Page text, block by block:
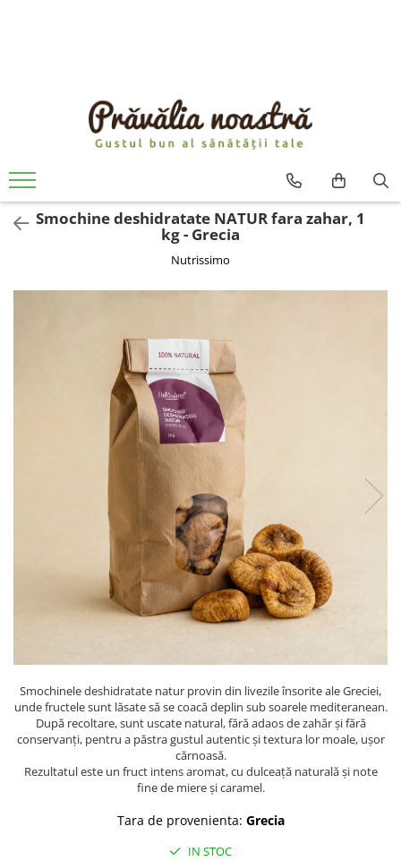
ULEIURI ȘI UNTURI
MĂSLINE
NUCI ȘI SEMINȚE
FRUCTE DESHIDRATATE
ÎNDULCITORI NATURALI / MIERE
OȚETURI ȘI SOSURI
FĂINĂ FĂRĂ GLUTEN
BĂUTURI / LAPTE VEGETAL
OREZ ȘI CEREALE
CREME ȘI PASTE TARTINABILE
HEALTHY SNACKS
SUPERALIMENTE
PRODUSE ECO / ORGANICE
REMEDII NATURISTE
TOATE PRODUSELE
Smochine deshidratate NATUR fara zahar, 1
kg - Grecia
Nutrissimo
Smochinele deshidratate natur provin din livezile însorite ale Greciei,
unde fructele sunt lăsate să se coacă deplin sub soarele mediteranean.
După recoltare, sunt uscate natural, fără adaos de zahăr și fără
conservanți, pentru a păstra gustul autentic și textura lor moale, ușor
cărnoasă.
Rezultatul este un fruct intens aromat, cu dulceață naturală și note
fine de miere și caramel.
Tara de provenienta: Grecia
IN STOC